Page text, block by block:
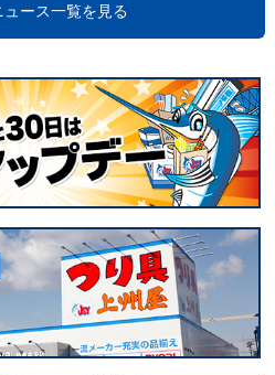
ュース一覧を見る